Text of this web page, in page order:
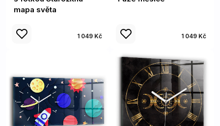
mapa světa
1 049 Kč 1 049 Kč